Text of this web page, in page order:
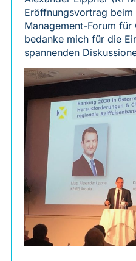
Eröffnungsvortrag beim
Management-Forum für
bedanke mich für die
spannenden